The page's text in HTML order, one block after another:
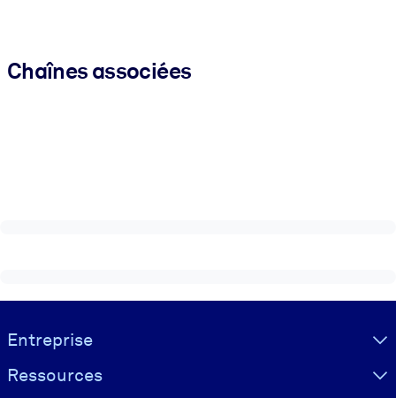
Chaînes associées
Visually hidden Text
Entreprise
Ressources